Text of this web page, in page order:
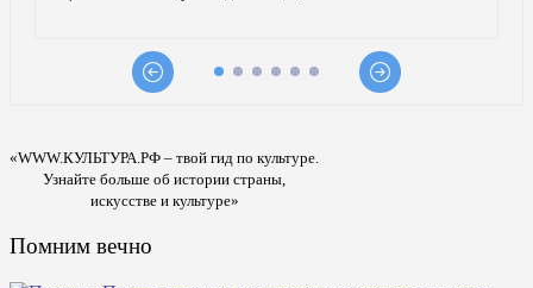
«WWW.КУЛЬТУРА.РФ – твой гид по культуре.
Узнайте больше об истории страны,
искусстве и культуре»
Помним вечно